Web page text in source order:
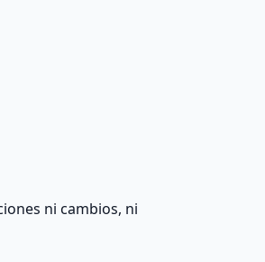
ni cambios, ni